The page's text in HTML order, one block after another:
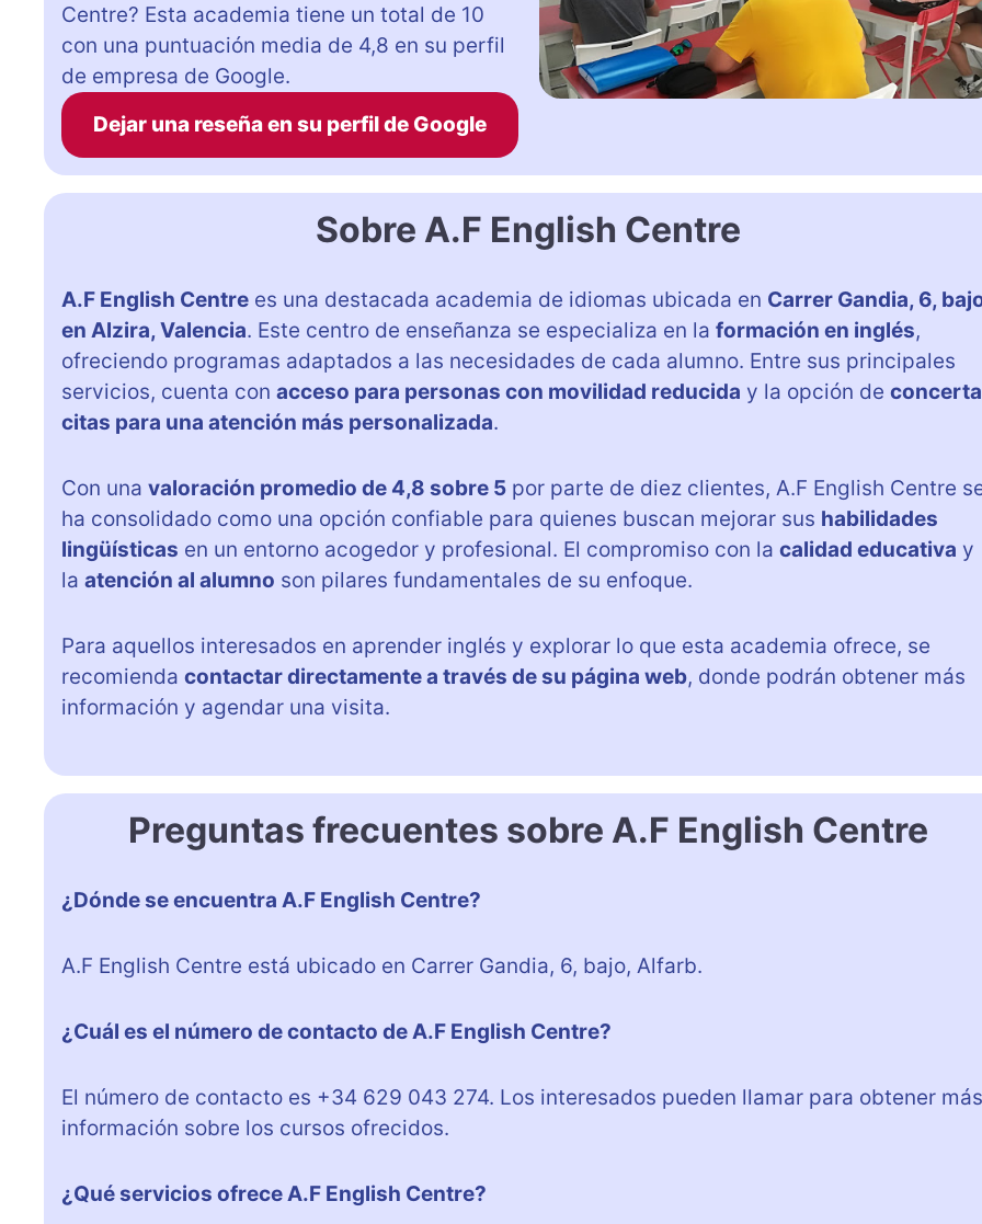
Centre? Esta academia tiene un total de 10
con una puntuación media de 4,8 en su perfil
de empresa de Google.
Dejar una reseña en su perfil de Google
Sobre A.F English Centre
A.F English Centre es una destacada academia de idiomas ubicada en Carrer Gandia, 6,
en Alzira, Valencia. Este centro de enseñanza se especializa en la formación en inglés,
ofreciendo programas adaptados a las necesidades de cada alumno. Entre sus principales
servicios, cuenta con acceso para personas con movilidad reducida y la opción de
citas para una atención más personalizada.
Con una valoración promedio de 4,8 sobre 5 por parte de diez clientes, A.F English Centre
ha consolidado como una opción confiable para quienes buscan mejorar sus habilidades
lingüísticas en un entorno acogedor y profesional. El compromiso con la calidad educativa y
la atención al alumno son pilares fundamentales de su enfoque.
Para aquellos interesados en aprender inglés y explorar lo que esta academia ofrece, se
recomienda contactar directamente a través de su página web, donde podrán obtener más
información y agendar una visita.
Preguntas frecuentes sobre A.F English Centre
¿Dónde se encuentra A.F English Centre?
A.F English Centre está ubicado en Carrer Gandia, 6, bajo, Alfarb.
¿Cuál es el número de contacto de A.F English Centre?
El número de contacto es +34 629 043 274. Los interesados pueden llamar para obtener más
información sobre los cursos ofrecidos.
¿Qué servicios ofrece A.F English Centre?